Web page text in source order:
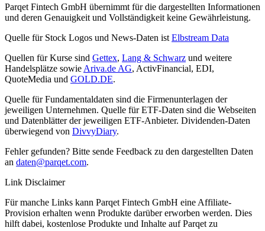
Parqet Fintech GmbH übernimmt für die dargestellten Informationen
und deren Genauigkeit und Vollständigkeit keine Gewährleistung.
Quelle für Stock Logos und News-Daten ist Elbstream Data
Quellen für Kurse sind Gettex, Lang & Schwarz und weitere
Handelsplätze sowie Ariva.de AG, ActivFinancial, EDI,
QuoteMedia und GOLD.DE.
Quelle für Fundamentaldaten sind die Firmenunterlagen der
jeweiligen Unternehmen. Quelle für ETF-Daten sind die Webseiten
und Datenblätter der jeweiligen ETF-Anbieter. Dividenden-Daten
überwiegend von DivvyDiary.
Fehler gefunden? Bitte sende Feedback zu den dargestellten Daten
an daten@parqet.com.
Link Disclaimer
Für manche Links kann Parqet Fintech GmbH eine Affiliate-
Provision erhalten wenn Produkte darüber erworben werden. Dies
hilft dabei, kostenlose Produkte und Inhalte auf Parqet zu